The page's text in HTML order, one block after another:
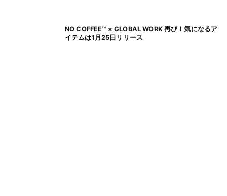
NO COFFEE™ × GLOBAL WORK 再び！気になるア
イテムは1月25日リリース